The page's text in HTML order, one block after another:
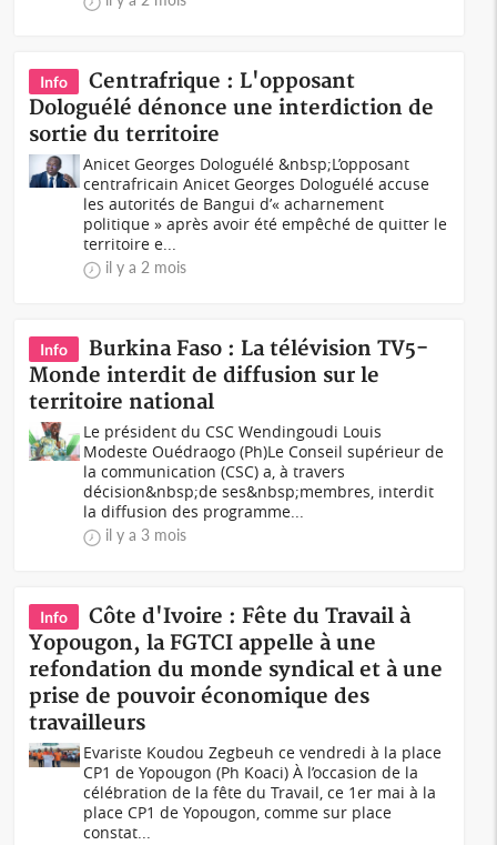
Info
Centrafrique : L'opposant
Dologuélé dénonce une interdiction de
sortie du territoire
Anicet Georges Dologuélé &nbsp;L’opposant
centrafricain Anicet Georges Dologuélé accuse
les autorités de Bangui d’« acharnement
politique » après avoir été empêché de quitter le
territoire e...
il y a 2 mois
Info
Burkina Faso : La télévision TV5-
Monde interdit de diffusion sur le
territoire national
Le président du CSC Wendingoudi Louis
Modeste Ouédraogo (Ph)Le Conseil supérieur de
la communication (CSC) a, à travers
décision&nbsp;de ses&nbsp;membres, interdit
la diffusion des programme...
il y a 3 mois
Info
Côte d'Ivoire : Fête du Travail à
Yopougon, la FGTCI appelle à une
refondation du monde syndical et à une
prise de pouvoir économique des
travailleurs
Evariste Koudou Zegbeuh ce vendredi à la place
CP1 de Yopougon (Ph Koaci) À l’occasion de la
célébration de la fête du Travail, ce 1er mai à la
place CP1 de Yopougon, comme sur place
constat...